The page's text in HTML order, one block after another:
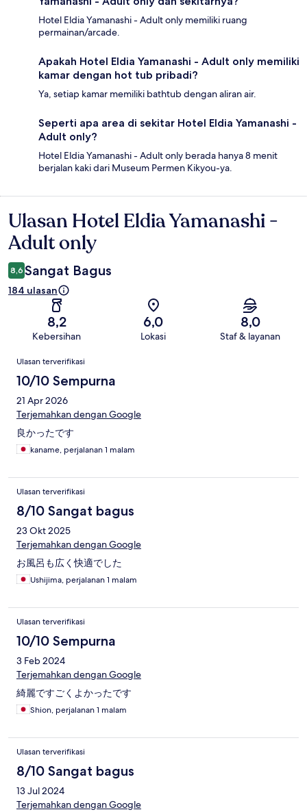
Hotel Eldia Yamanashi - Adult only memiliki ruang
permainan/arcade.
Apakah Hotel Eldia Yamanashi - Adult only memiliki
kamar dengan hot tub pribadi?
Ya, setiap kamar memiliki bathtub dengan aliran air.
Seperti apa area di sekitar Hotel Eldia Yamanashi -
Adult only?
Hotel Eldia Yamanashi - Adult only berada hanya 8 menit
berjalan kaki dari Museum Permen Kikyou-ya.
Ulasan
Ulasan Hotel Eldia Yamanashi -
Adult only
8,6 Sangat Bagus
184 ulasan
8,2
Kebersihan
6,0
Lokasi
8,0
Staf & layanan
Ulasan
Ulasan terverifikasi
10/10 Sempurna
21 Apr 2026
Terjemahkan dengan Google
良かったです
kaname, perjalanan 1 malam
Ulasan terverifikasi
8/10 Sangat bagus
23 Okt 2025
Terjemahkan dengan Google
お風呂も広く快適でした
Ushijima, perjalanan 1 malam
Ulasan terverifikasi
10/10 Sempurna
3 Feb 2024
Terjemahkan dengan Google
綺麗ですごくよかったです
Shion, perjalanan 1 malam
Ulasan terverifikasi
8/10 Sangat bagus
13 Jul 2024
Terjemahkan dengan Google